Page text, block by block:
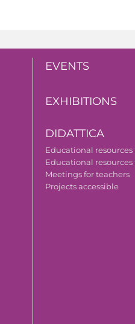
EVENTS
EXHIBITIONS
DIDATTICA
Educational resources
Educational resources
Meetings for teachers
Projects accessible